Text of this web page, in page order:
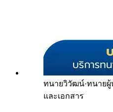
ทนายวิวัฒน์·ทนายผู้
และเอกสาร